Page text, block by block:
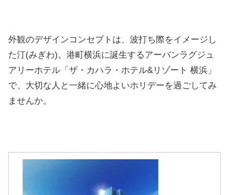
外観のデザインコンセプトは、波打ち際をイメージし
た汀(みぎわ)。港町横浜に誕生するアーバンラグジュ
アリーホテル「ザ・カハラ・ホテル&リゾート 横浜」
で、大切な人と一緒に心地よいホリデーを過ごしてみ
ませんか。